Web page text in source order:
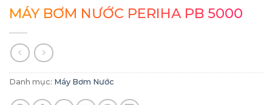
MÁY BƠM NƯỚC PERIHA PB 5000
Danh mục: Máy Bơm Nước